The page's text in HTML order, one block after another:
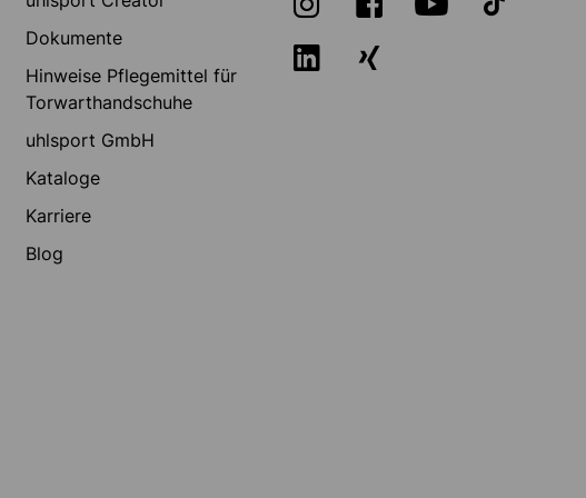
Dokumente
Hinweise Pflegemittel für
Torwarthandschuhe
uhlsport GmbH
Kataloge
Karriere
Blog